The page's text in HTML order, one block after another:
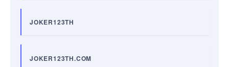
JOKER123TH
JOKER123TH.COM